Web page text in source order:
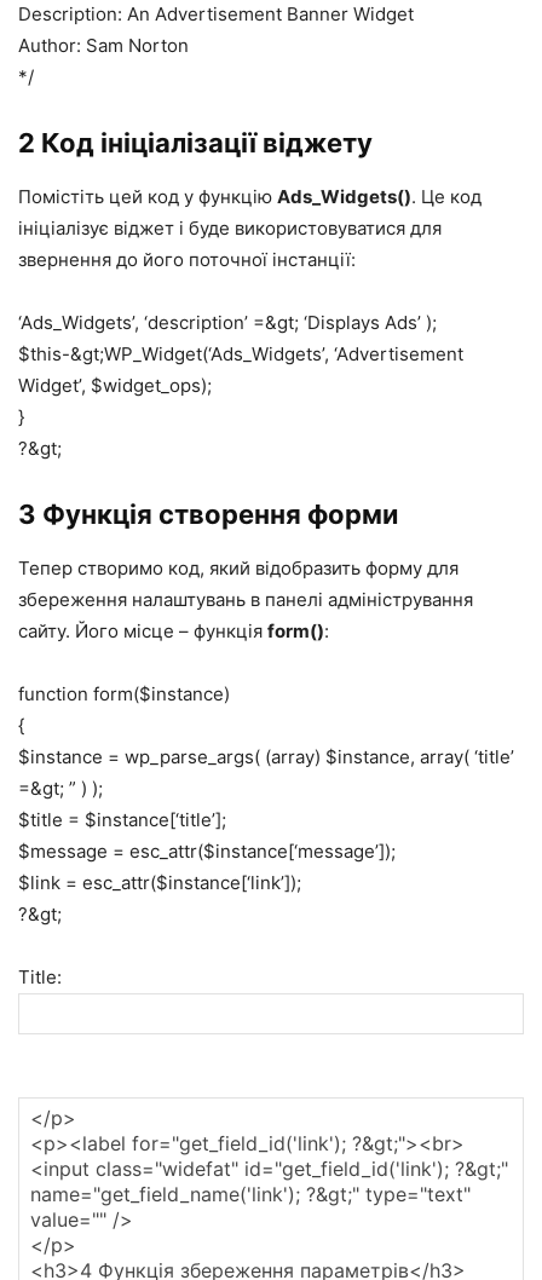
Description: An Advertisement Banner Widget
Author: Sam Norton
*/
2 Код ініціалізації віджету
Помістіть цей код у функцію Ads_Widgets(). Це код
ініціалізує віджет і буде використовуватися для
звернення до його поточної інстанції:
‘Ads_Widgets’, ‘description’ =&gt; ‘Displays Ads’ );
$this-&gt;WP_Widget(‘Ads_Widgets’, ‘Advertisement
Widget’, $widget_ops);
}
?&gt;
3 Функція створення форми
Тепер створимо код, який відобразить форму для
збереження налаштувань в панелі адміністрування
сайту. Його місце – функція form():
function form($instance)
{
$instance = wp_parse_args( (array) $instance, array( ‘title’
=&gt; ” ) );
$title = $instance[‘title’];
$message = esc_attr($instance[‘message’]);
$link = esc_attr($instance[‘link’]);
?&gt;
Title: